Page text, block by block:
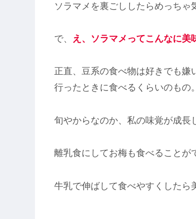
ソラマメを裏ごししたらめっちゃ
で、 え、ソラマメってこんなに美
正直、豆系の食べ物は好きでも嫌
行ったときに食べるくらいのもの。
旬やからなのか、私の味覚が成長
離乳食にしてお梅も食べることが
牛乳で伸ばして食べやすくしたら